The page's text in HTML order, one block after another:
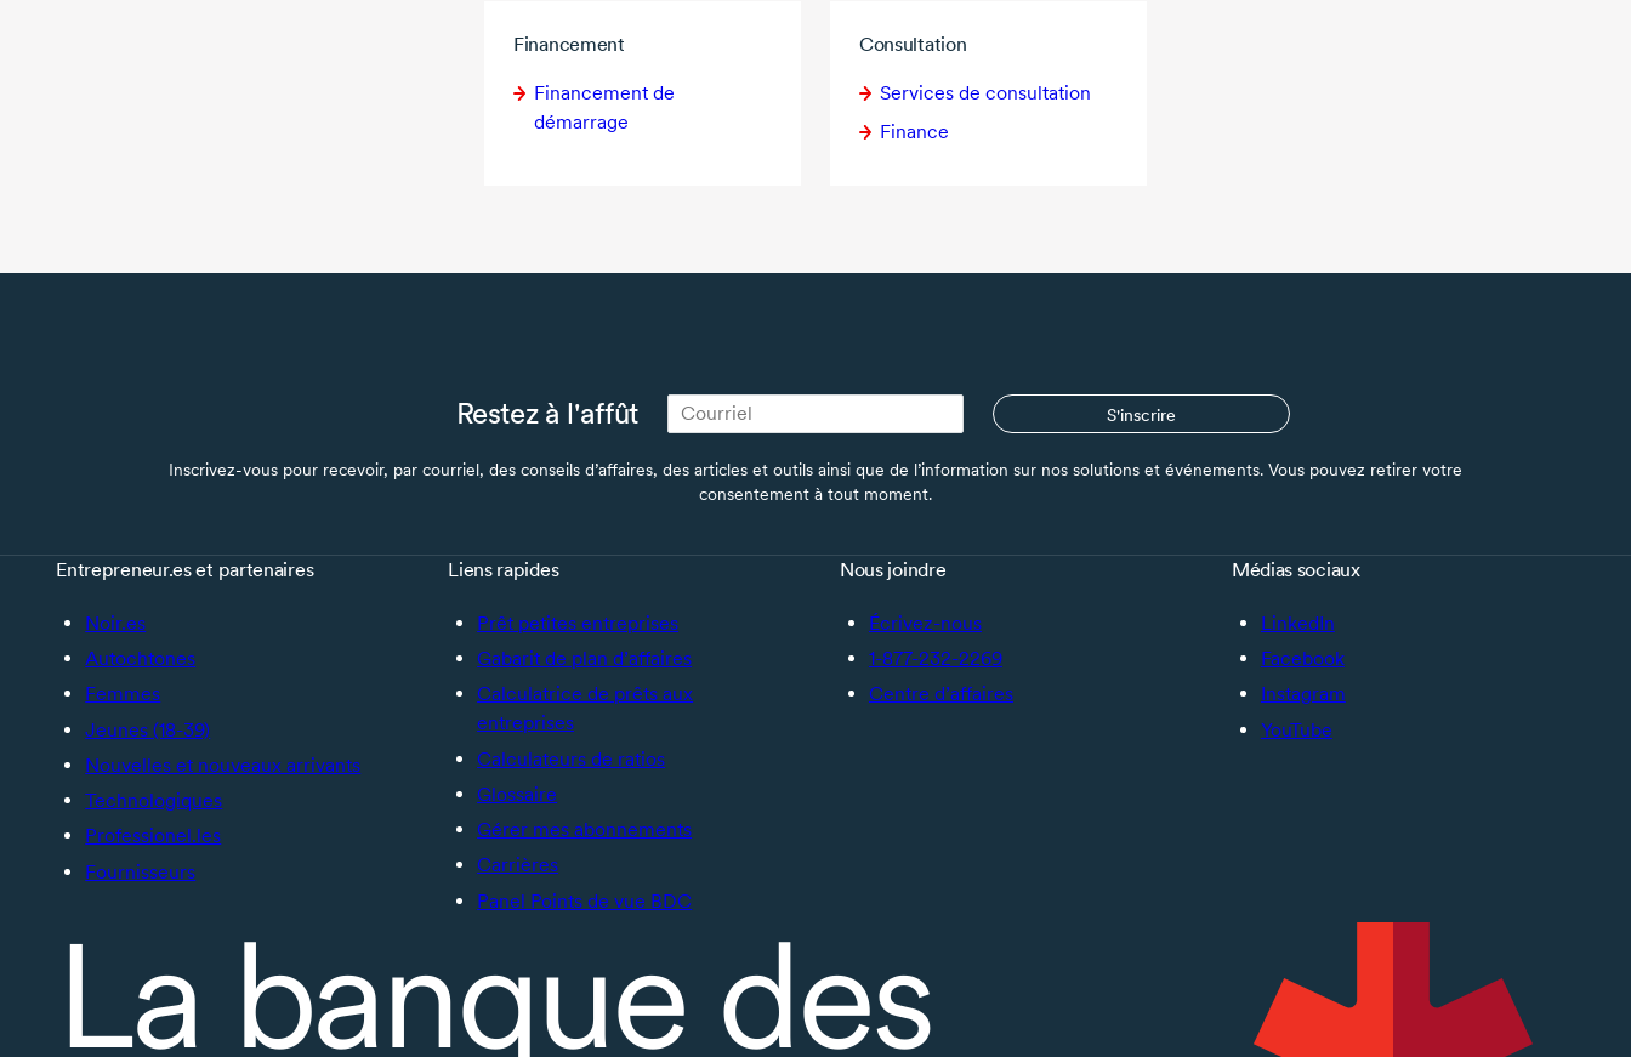
Financement
Financement de
démarrage
Consultation
Services de consultation
Finance
Restez à l'affût S'inscrire
Inscrivez-vous pour recevoir, par courriel, des conseils d’affaires, des articles et outils ainsi que de l’information sur nos solutions et événements. Vous pouvez retirer votre
consentement à tout moment.
Entrepreneur.es et partenaires
Noir.es
Autochtones
Femmes
Jeunes (18-39)
Nouvelles et nouveaux arrivants
Technologiques
Professionel.les
Fournisseurs
Liens rapides
Prêt petites entreprises
Gabarit de plan d’affaires
Calculatrice de prêts aux
entreprises
Calculateurs de ratios
Glossaire
Gérer mes abonnements
Carrières
Panel Points de vue BDC
Nous joindre
Écrivez-nous
1-877-232-2269
Centre d’affaires
Médias sociaux
LinkedIn
Facebook
Instagram
YouTube
La banque des